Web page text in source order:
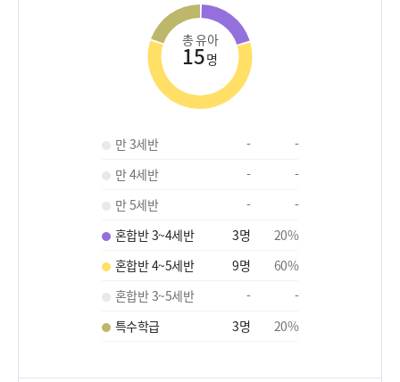
총 유아
15명
만 3세반 -
-
만 4세반
-
-
만 5세반
-
-
혼합반 3~4세반
3명 20%
혼합반 4~5세반
9명 60%
혼합반 3~5세반
-
-
특수학급
3명 20%